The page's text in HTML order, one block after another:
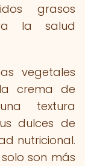
grasos
la salud
vegetales
crema de
textura
dulces de
nutricional.
son más